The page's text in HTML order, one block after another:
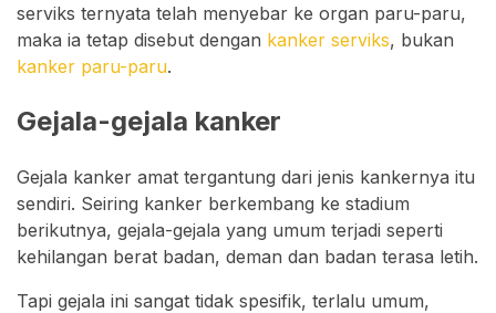
serviks ternyata telah menyebar ke organ paru-paru,
maka ia tetap disebut dengan kanker serviks, bukan
kanker paru-paru.
Gejala-gejala kanker
Gejala kanker amat tergantung dari jenis kankernya itu
sendiri. Seiring kanker berkembang ke stadium
berikutnya, gejala-gejala yang umum terjadi seperti
kehilangan berat badan, deman dan badan terasa letih.
Tapi gejala ini sangat tidak spesifik, terlalu umum,